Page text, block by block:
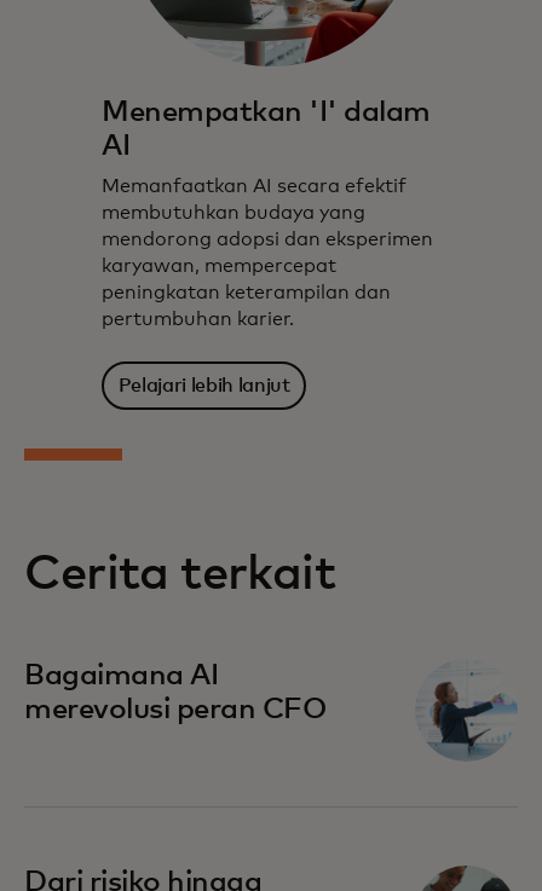
Menempatkan 'I' dalam
AI
Memanfaatkan AI secara efektif
membutuhkan budaya yang
mendorong adopsi dan eksperimen
karyawan, mempercepat
peningkatan keterampilan dan
pertumbuhan karier.
Pelajari lebih lanjut
Cerita terkait
Bagaimana AI
merevolusi peran CFO
Dari risiko hingga